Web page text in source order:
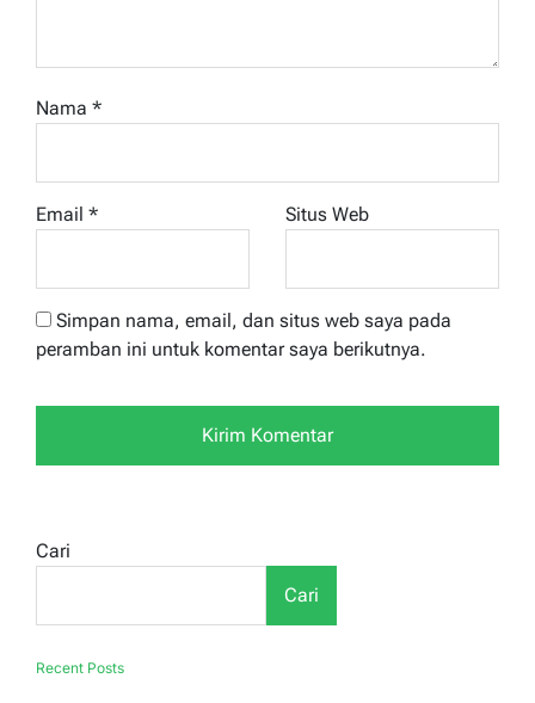
Nama *
Email * Situs Web
Simpan nama, email, dan situs web saya pada
peramban ini untuk komentar saya berikutnya.
Cari
Cari
Recent Posts